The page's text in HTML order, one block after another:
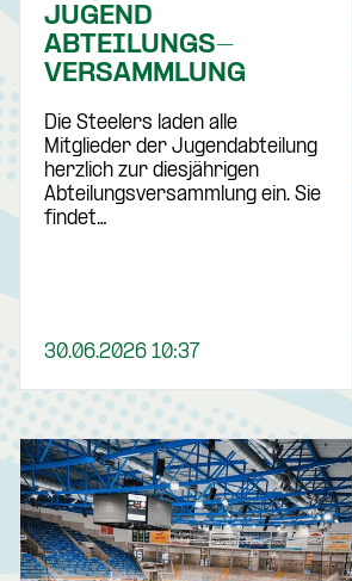
JUGEND
ABTEILUNGS­
VERSAMMLUNG
Die Steelers laden alle
Mitglieder der Jugendabteilung
herzlich zur diesjährigen
Abteilungsversammlung ein. Sie
findet…
30.06.2026 10:37